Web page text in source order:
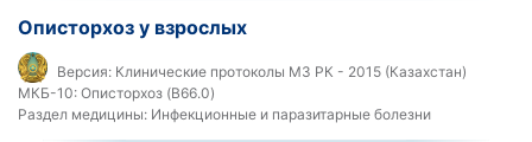
Описторхоз у взрослых
Версия: Клинические протоколы МЗ РК - 2015 (Казахстан)
МКБ-10: Описторхоз (B66.0)
Раздел медицины: Инфекционные и паразитарные болезни